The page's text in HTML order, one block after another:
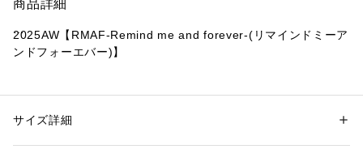
商品詳細
2025AW【RMAF-Remind me and forever-(リマインドミーア
ンドフォーエバー)】
■DESIGN
性別：レディース
素材：ポリエステル90%　アクリル8%　ポリウレタン2%
サイズ詳細